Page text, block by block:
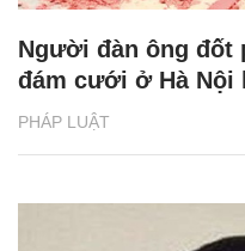
PHÁP LUẬT
Người đàn ông đốt
đám cưới ở Hà Nội